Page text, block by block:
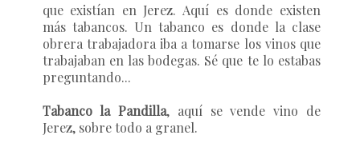
que existían en Jerez. Aquí es donde existen
más tabancos. Un tabanco es donde la clase
obrera trabajadora iba a tomarse los vinos que
trabajaban en las bodegas. Sé que te lo estabas
preguntando...
Tabanco la Pandilla, aquí se vende vino de
Jerez, sobre todo a granel.